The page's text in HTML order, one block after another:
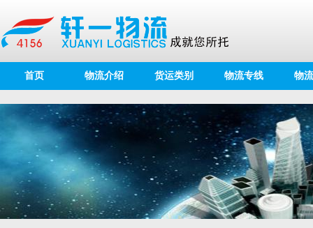
首页 物流介绍 货运类别 物流专线 物